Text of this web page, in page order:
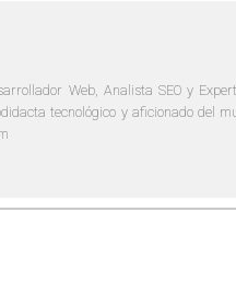
Web, Analista SEO y
tecnológico y aficionado del